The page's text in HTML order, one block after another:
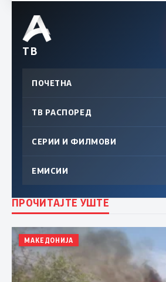
ТВ
ПОЧЕТНА
ТВ РАСПОРЕД
СЕРИИ И ФИЛМОВИ
ЕМИСИИ
ПРОЧИТАЈТЕ УШТЕ
МАКЕДОНИЈА